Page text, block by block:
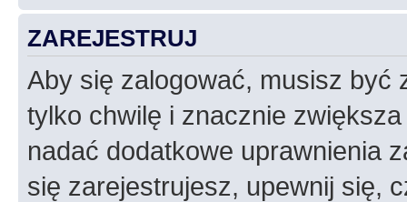
ZAREJESTRUJ
Aby się zalogować, musisz być
tylko chwilę i znacznie
nadać dodatkowe uprawnienia
się zarejestrujesz, upewnij się,